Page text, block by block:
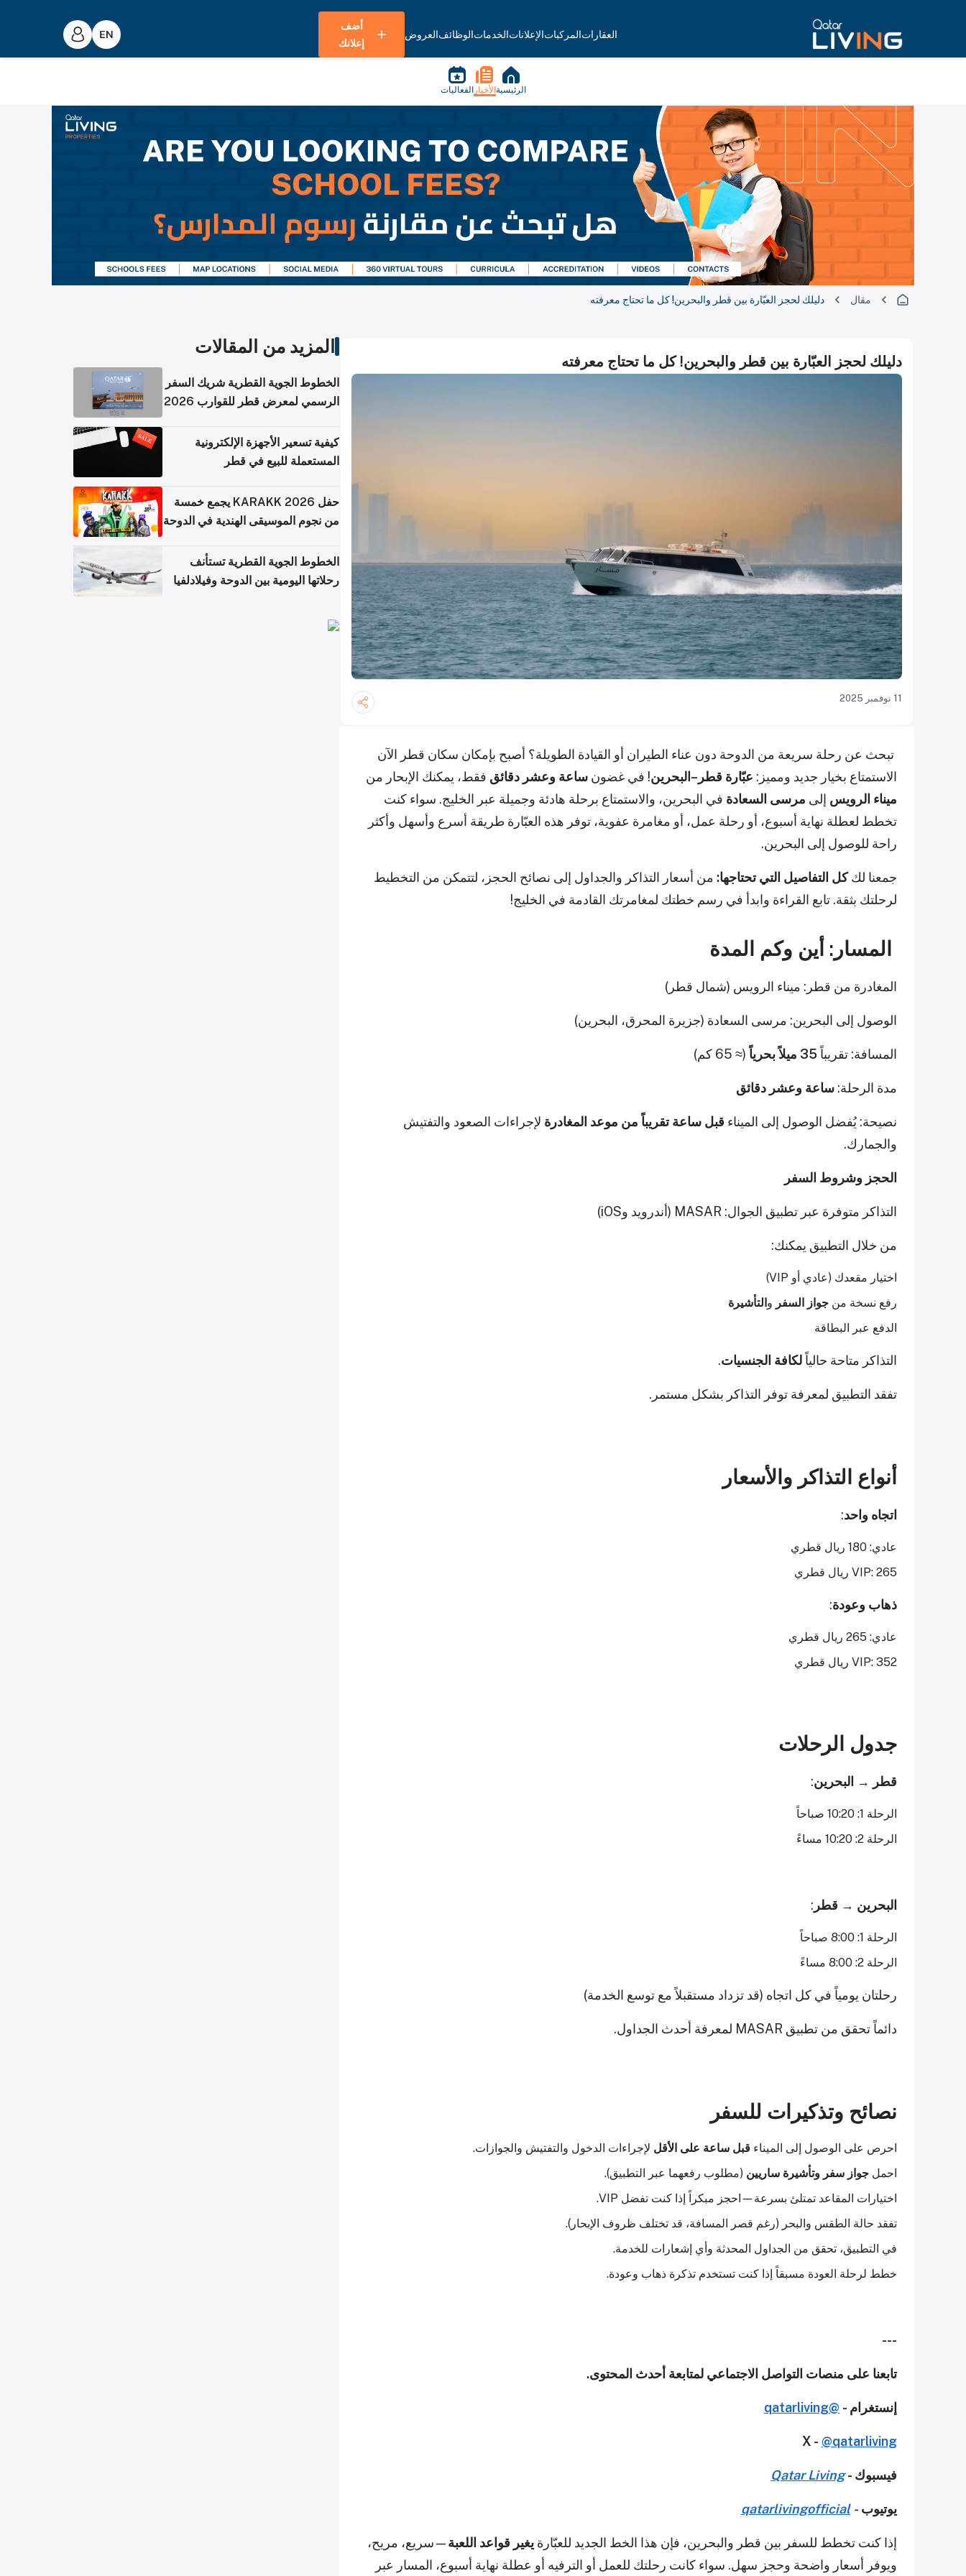
العقاراتالمركباتالإعلاناتالخدماتالوظائفالعروض
أضف
إعلانك
الرئيسية الأخبار الفعاليات
مقال دليلك لحجز العبّارة بين قطر والبحرين! كل ما تحتاج معرفته
دليلك لحجز العبّارة بين قطر والبحرين! كل ما تحتاج معرفته
11 نوفمبر 2025
تبحث عن رحلة سريعة من الدوحة دون عناء الطيران أو القيادة الطويلة؟ أصبح بإمكان سكان قطر الآن
الاستمتاع بخيار جديد ومميز: عبّارة قطر–البحرين! في غضون ساعة وعشر دقائق فقط، يمكنك الإبحار من
ميناء الرويس إلى مرسى السعادة في البحرين، والاستمتاع برحلة هادئة وجميلة عبر الخليج. سواء كنت
تخطط لعطلة نهاية أسبوع، أو رحلة عمل، أو مغامرة عفوية، توفر هذه العبّارة طريقة أسرع وأسهل وأكثر
راحة للوصول إلى البحرين.
جمعنا لككل التفاصيل التي تحتاجها: من أسعار التذاكر والجداول إلى نصائح الحجز، لتتمكن من التخطيط
لرحلتك بثقة. تابع القراءة وابدأ في رسم خطتك لمغامرتك القادمة في الخليج!
المسار: أين وكم المدة
المغادرة من قطر: ميناء الرويس (شمال قطر)
الوصول إلى البحرين: مرسى السعادة (جزيرة المحرق، البحرين)
المسافة: تقريباً 35 ميلاً بحرياً (≈ 65 كم)
مدة الرحلة: ساعة وعشر دقائق
نصيحة: يُفضل الوصول إلى الميناء قبل ساعة تقريباً من موعد المغادرة لإجراءات الصعود والتفتيش
والجمارك.
الحجز وشروط السفر
التذاكر متوفرة عبر تطبيق الجوال: MASAR (أندرويد وiOS)
من خلال التطبيق يمكنك:
اختيار مقعدك (عادي أو VIP)
رفع نسخة من جواز السفر و التأشيرة
الدفع عبر البطاقة
التذاكر متاحة حالياً لكافة الجنسيات.
تفقد التطبيق لمعرفة توفر التذاكر بشكل مستمر.
أنواع التذاكر والأسعار
اتجاه واحد:
عادي: 180 ريال قطري
VIP: 265 ريال قطري
ذهاب وعودة:
عادي: 265 ريال قطري
VIP: 352 ريال قطري
جدول الرحلات
قطر → البحرين:
الرحلة 1: 10:20 صباحاً
الرحلة 2: 10:20 مساءً
البحرين → قطر :
الرحلة 1: 8:00 صباحاً
الرحلة 2: 8:00 مساءً
رحلتان يومياً في كل اتجاه (قد تزداد مستقبلاً مع توسع الخدمة)
دائماً تحقق من تطبيق MASAR لمعرفة أحدث الجداول.
نصائح وتذكيرات للسفر
احرص على الوصول إلى الميناء قبل ساعة على الأقل لإجراءات الدخول والتفتيش والجوازات.
احمل جواز سفر وتأشيرة ساريين (مطلوب رفعهما عبر التطبيق).
اختيارات المقاعد تمتلئ بسرعة—احجز مبكراً إذا كنت تفضل VIP.
تفقد حالة الطقس والبحر (رغم قصر المسافة، قد تختلف ظروف الإبحار).
في التطبيق، تحقق من الجداول المحدثة وأي إشعارات للخدمة.
خطط لرحلة العودة مسبقاً إذا كنت تستخدم تذكرة ذهاب وعودة.
---
تابعنا على منصات التواصل الاجتماعي لمتابعة أحدث المحتوى.
إنستغرام - @qatarliving
X - @qatarliving
فيسبوك -Qatar Living
يوتيوب -
qatarlivingofficial
إذا كنت تخطط للسفر بين قطر والبحرين، فإن هذا الخط الجديد للعبّارة يغير قواعد اللعبة—سريع، مريح،
ويوفر أسعار واضحة وحجز سهل. سواء كانت رحلتك للعمل أو الترفيه أو عطلة نهاية أسبوع، المسار عبر
المزيد من المقالات
الخطوط الجوية القطرية شريك السفر
الرسمي لمعرض قطر للقوارب 2026
كيفية تسعير الأجهزة الإلكترونية
المستعملة للبيع في قطر
حفل KARAKK 2026 يجمع خمسة
من نجوم الموسيقى الهندية في الدوحة
الخطوط الجوية القطرية تستأنف
رحلاتها اليومية بين الدوحة وفيلادلفيا